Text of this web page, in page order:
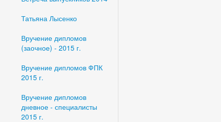
Татьяна Лысенко
Вручение дипломов
(заочное) - 2015 г.
Вручение дипломов ФПК
2015 г.
Вручение дипломов
дневное - специалисты
2015 г.